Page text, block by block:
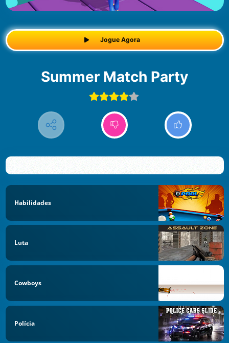
Jogue Agora
Summer Match Party
Habilidades
Luta
Cowboys
Polícia